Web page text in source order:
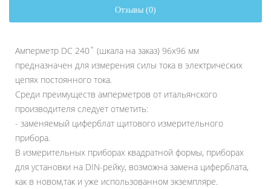
Отзывы (0)
Амперметр DC 240˚ (шкала на заказ) 96x96 мм
предназначен для измерения силы тока в электрических
цепях постоянного тока.
Среди преимуществ амперметров от итальянского
производителя следует отметить:
- заменяемый циферблат щитового измерительного
прибора.
В измерительных приборах квадратной формы, приборах
для установки на DIN-рейку, возможна замена циферблата,
как в новом,так и уже использованном экземпляре.